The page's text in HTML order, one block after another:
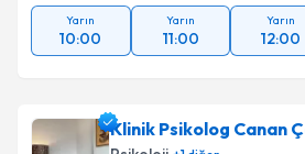
Yarın
10:00
Yarın
11:00
Yarın
12:00
Klinik Psikolog Canan